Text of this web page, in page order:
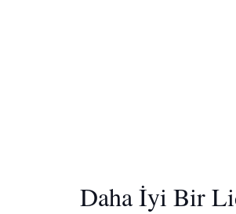
Daha İyi Bir